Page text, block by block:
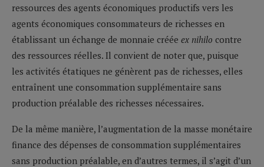
ressources des agents économiques productifs vers les
agents économiques consommateurs de richesses en
établissant un échange de monnaie créée ex nihilo contre
des ressources réelles. Il convient de noter que, puisque
les activités étatiques ne génèrent pas de richesses, elles
entraînent une consommation supplémentaire sans
production préalable des richesses nécessaires.
De la même manière, l’augmentation de la masse monétaire
finance des dépenses de consommation supplémentaires
sans production préalable, en d’autres termes, il s’agit d’un